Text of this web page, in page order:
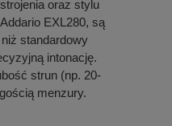
oraz stylu
EXL280, są
standardowy
intonację.
strun (np. 20-
menzury.